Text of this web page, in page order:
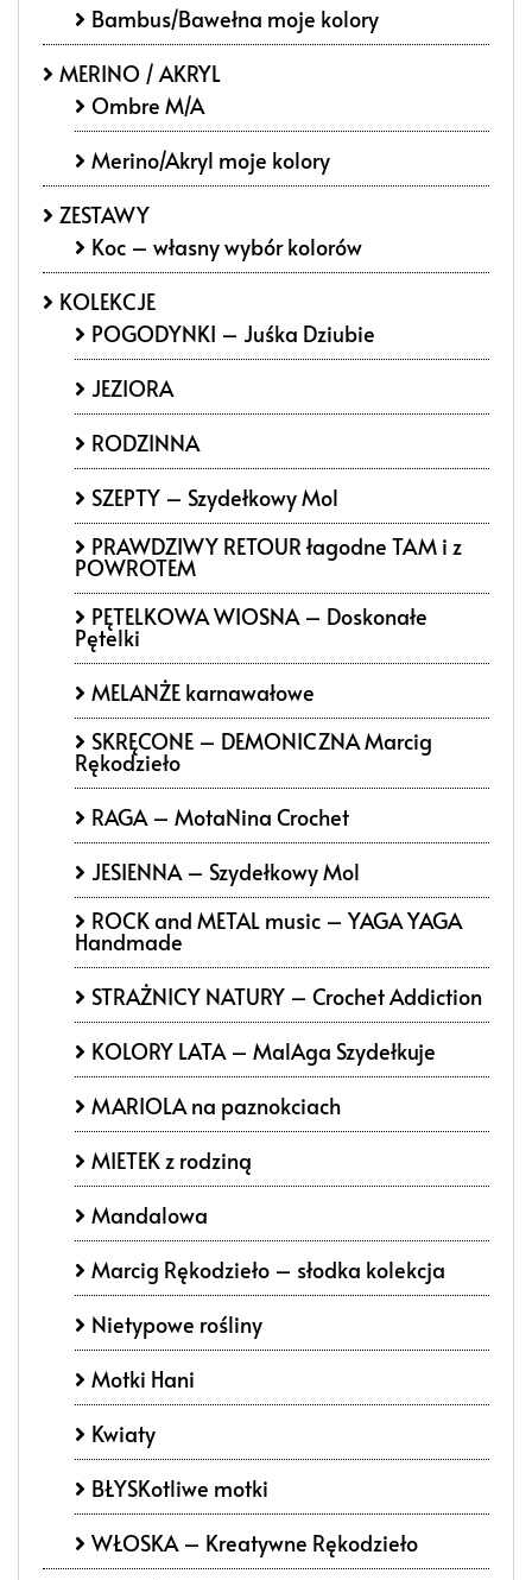
Bambus/Bawełna moje kolory
MERINO / AKRYL
Ombre M/A
Merino/Akryl moje kolory
ZESTAWY
Koc – własny wybór kolorów
KOLEKCJE
POGODYNKI – Juśka Dziubie
JEZIORA
RODZINNA
SZEPTY – Szydełkowy Mol
PRAWDZIWY RETOUR łagodne TAM i z
POWROTEM
PĘTELKOWA WIOSNA – Doskonałe
Pętelki
MELANŻE karnawałowe
SKRĘCONE – DEMONICZNA Marcig
Rękodzieło
RAGA – MotaNina Crochet
JESIENNA – Szydełkowy Mol
ROCK and METAL music – YAGA YAGA
Handmade
STRAŻNICY NATURY – Crochet Addiction
KOLORY LATA – MalAga Szydełkuje
MARIOLA na paznokciach
MIETEK z rodziną
Mandalowa
Marcig Rękodzieło – słodka kolekcja
Nietypowe rośliny
Motki Hani
Kwiaty
BŁYSKotliwe motki
WŁOSKA – Kreatywne Rękodzieło